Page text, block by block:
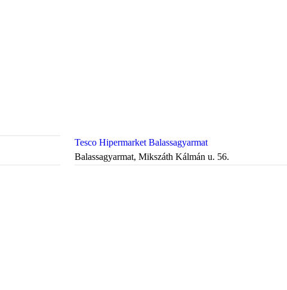
Tesco Hipermarket Balassagyarmat
Balassagyarmat, Mikszáth Kálmán u. 56.